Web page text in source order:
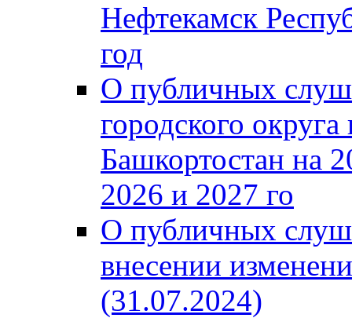
Нефтекамск
год
О публичных
городского
Башкортостан на
2026 и 2027 го
О публичных
внесении
(31.07.2024)